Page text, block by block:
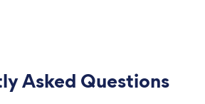
Asked Questions